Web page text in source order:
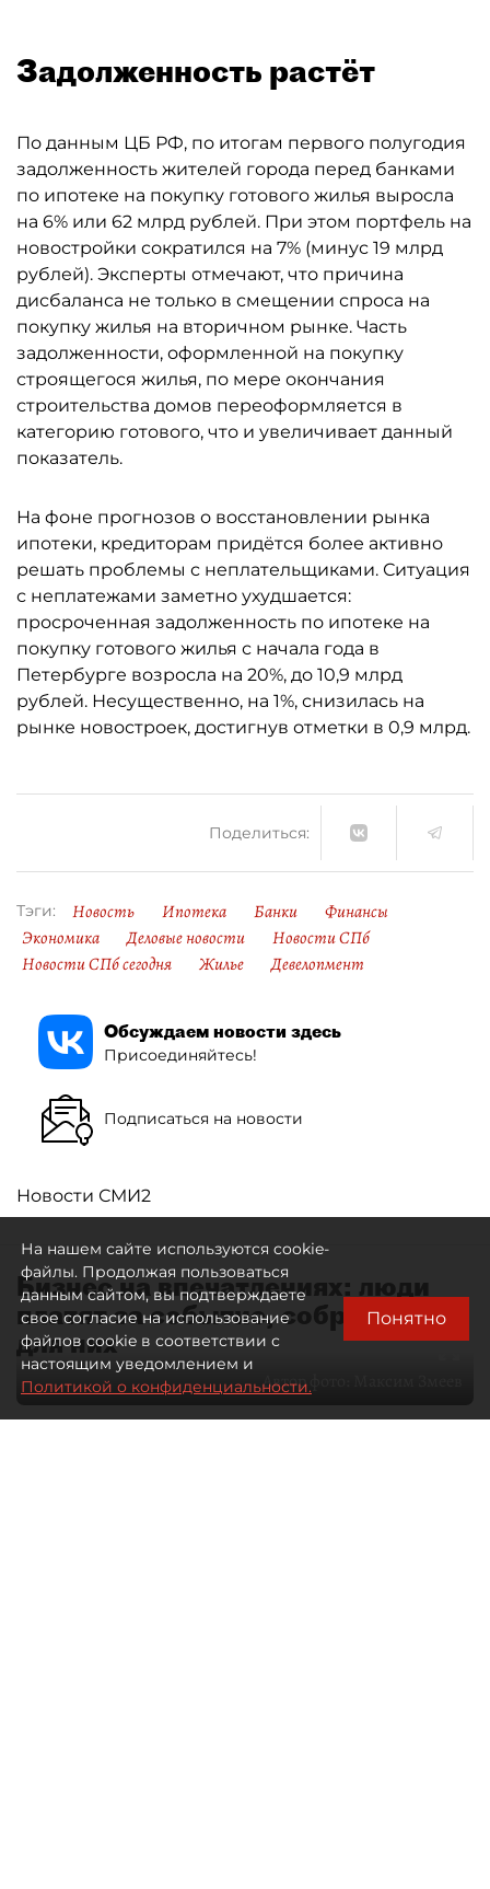
Задолженность растёт
По данным ЦБ РФ, по итогам первого полугодия
задолженность жителей города перед банками
по ипотеке на покупку готового жилья выросла
на 6% или 62 млрд рублей. При этом портфель на
новостройки сократился на 7% (минус 19 млрд
рублей). Эксперты отмечают, что причина
дисбаланса не только в смещении спроса на
покупку жилья на вторичном рынке. Часть
задолженности, оформленной на покупку
строящегося жилья, по мере окончания
строительства домов переоформляется в
категорию готового, что и увеличивает данный
показатель.
На фоне прогнозов о восстановлении рынка
ипотеки, кредиторам придётся более активно
решать проблемы с неплательщиками. Ситуация
с неплатежами заметно ухудшается:
просроченная задолженность по ипотеке на
покупку готового жилья с начала года в
Петербурге возросла на 20%, до 10,9 млрд
рублей. Несущественно, на 1%, снизилась на
рынке новостроек, достигнув отметки в 0,9 млрд.
Поделиться:
Тэги: Новость Ипотека Банки
Финансы
Экономика
Деловые новости
Новости СПб
Новости СПб сегодня
Жилье Девелопмент
Обсуждаем новости здесь
Присоединяйтесь!
Подписаться на новости
Новости СМИ2
Бизнес на впечатлениях: люди
платят за событие, собранное
для них
Автор фото:
На нашем сайте используются cookie-
файлы. Продолжая пользоваться
данным сайтом, вы подтверждаете
свое согласие на использование
файлов cookie в соответствии с
настоящим уведомлением и
Политикой о конфиденциальности.
Понятно